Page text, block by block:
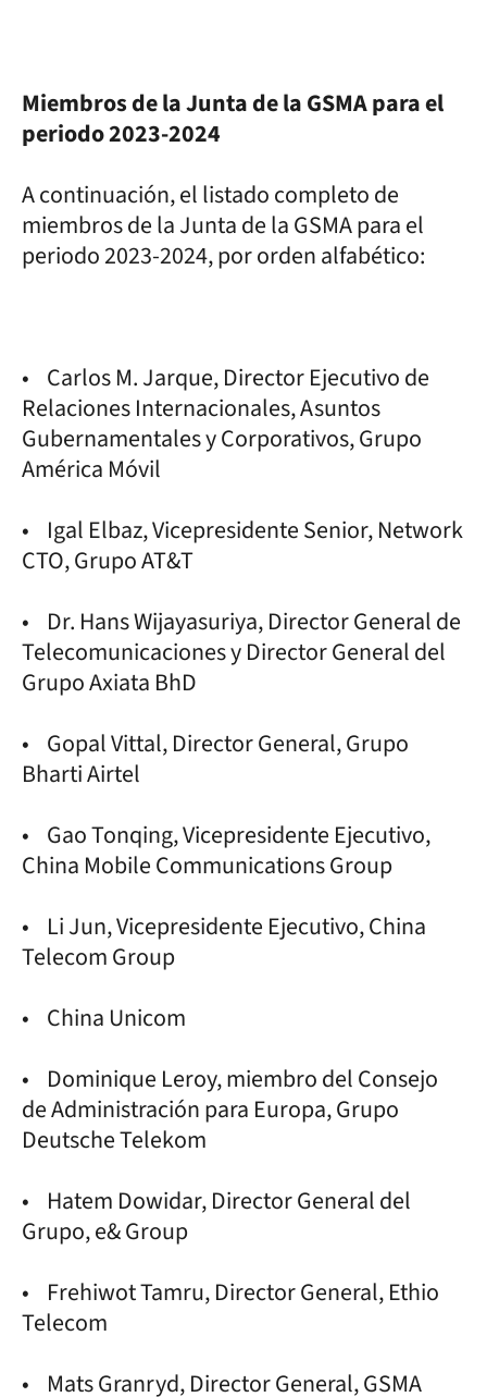
Miembros de la Junta de la GSMA para el
periodo 2023-2024
A continuación, el listado completo de
miembros de la Junta de la GSMA para el
periodo 2023-2024, por orden alfabético:
• Carlos M. Jarque, Director Ejecutivo de
Relaciones Internacionales, Asuntos
Gubernamentales y Corporativos, Grupo
América Móvil
• Igal Elbaz, Vicepresidente Senior, Network
CTO, Grupo AT&T
• Dr. Hans Wijayasuriya, Director General de
Telecomunicaciones y Director General del
Grupo Axiata BhD
• Gopal Vittal, Director General, Grupo
Bharti Airtel
• Gao Tonqing, Vicepresidente Ejecutivo,
China Mobile Communications Group
• Li Jun, Vicepresidente Ejecutivo, China
Telecom Group
• China Unicom
• Dominique Leroy, miembro del Consejo
de Administración para Europa, Grupo
Deutsche Telekom
• Hatem Dowidar, Director General del
Grupo, e& Group
• Frehiwot Tamru, Director General, Ethio
Telecom
• Mats Granryd, Director General, GSMA